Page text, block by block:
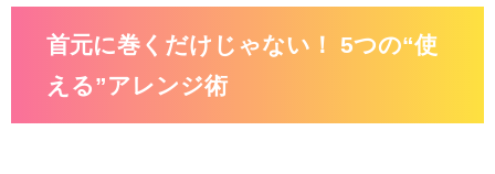
首元に巻くだけじゃない！ 5つの“使
える”アレンジ術